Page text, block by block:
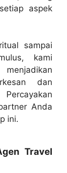
aspek
sampai
kami
dan
Anda
ini.
Travel